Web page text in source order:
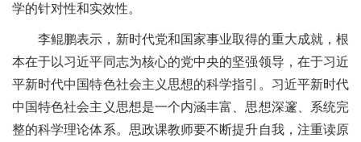
学的针对性和实效性。
李鲲鹏表示，新时代党和国家事业取得的重大成就，根
本在于以习近平同志为核心的党中央的坚强领导，在于习近
平新时代中国特色社会主义思想的科学指引。习近平新时代
中国特色社会主义思想是一个内涵丰富、思想深邃、系统完
整的科学理论体系。思政课教师要不断提升自我，注重读原